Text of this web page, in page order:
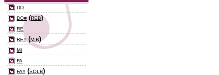
DO
DO#(REB)
RE
RE# (MIB)
MI
FA
FA# (SOLB)